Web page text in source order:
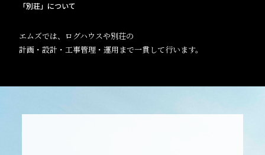
「別荘」について
エムズでは、ログハウスや別荘の
計画・設計・工事管理・運用まで一貫して行います。